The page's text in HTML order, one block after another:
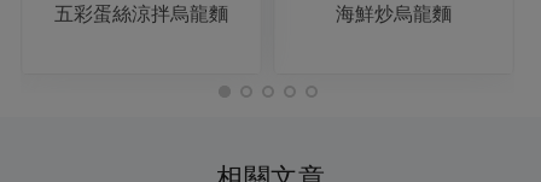
五彩蛋絲涼拌烏龍麵 海鮮炒烏龍麵